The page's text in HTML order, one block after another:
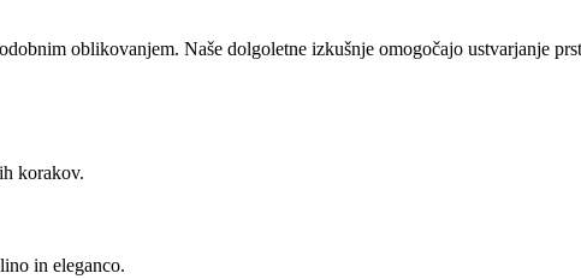
oblikovanjem. Naše dolgoletne izkušnje omogočajo ustvarjanje
korakov.
in eleganco.